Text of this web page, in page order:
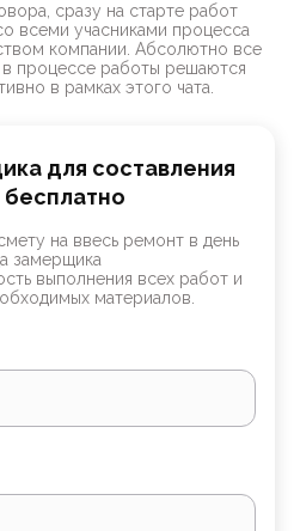
сразу на старте работ
всеми учасниками процесса
компании. Абсолютно все
процессе работы решаются
в рамках этого чата.
для составления
на ввесь ремонт в день
замерщика
выполнения всех работ и
материалов.